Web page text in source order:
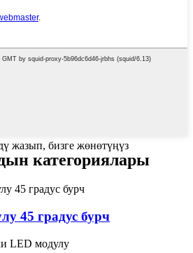
жазып, бизге жөнөтүңүз
категориялары
45 градус бурч